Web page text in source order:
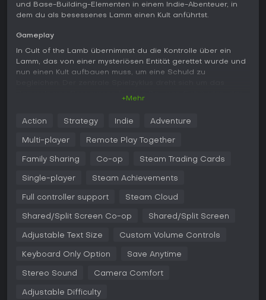
und Base-Building-Elementen in einem Indie-Abenteuer, in
dem du als besessenes Lamm einen Kult anführtst.
Gameplay
In Cult of the Lamb übernimmst du die Kontrolle über ein
Lamm, das von einer mysteriösen Entität gerettet wurde und
nun einen Kult aufbauen muss, um eine Schuld zu
actionreiche Gefechte gegen Feinde in prozedural
generierten Dungeons in vier verschiedenen Regionen. Du
stärken, bildest sie für Aufgaben aus und trittst gegen
Zu den Mechaniken gehören Ressourcen-Sammlung für
sowie die Reinigung von Ungläubigen durch Kämpfe oder
Bekehrung.
Beim Erkunden stoßen Sie auf zufällige Begegnungen, in
die sich über die Runs weiterentwickeln. Das Spiel balanciert
Bekämpfung von Unruhe mit Roguelite-Runs, die in Boss-
liefern Power-ups und neue Anhänger, die wiederum die
+Mehr
Action Strategy Indie Adventure
Multi-player Remote Play Together
Family Sharing Co-op Steam Trading Cards
Single-player Steam Achievements
Full controller support Steam Cloud
Shared/Split Screen Co-op Shared/Split Screen
Adjustable Text Size Custom Volume Controls
Keyboard Only Option Save Anytime
Stereo Sound Camera Comfort
Adjustable Difficulty